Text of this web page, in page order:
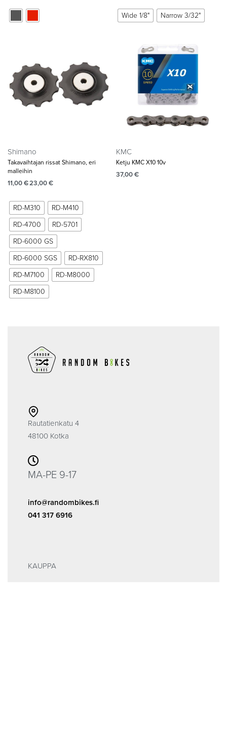
Wide 1/8" Narrow 3/32"
Shimano
Takavaihtajan rissat Shimano, eri
malleihin
11,00€23,00€
RD-M310
RD-M410
RD-4700
RD-5701
RD-6000 GS
RD-6000 SGS
RD-RX810
RD-M7100
RD-M8000
RD-M8100
KMC
Ketju KMC X10 10v
37,00€
Rautatienkatu 4
48100 Kotka
MA-PE 9-17
info@randombikes.fi
041 317 6916
KAUPPA